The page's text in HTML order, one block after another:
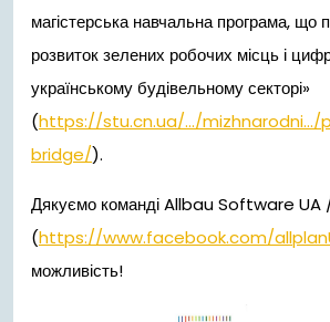
магістерська навчальна програма, що
розвиток зелених робочих місць і
українському будівельному секторі»
(https://stu.cn.ua/…/
bridge/).
Дякуємо команді Allbau Software UA
(https://www.facebook.com/
можливість!